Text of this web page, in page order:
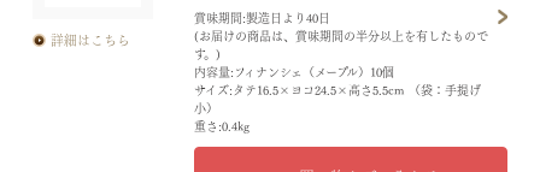
詳細はこちら
賞味期間:製造日より40日
(お届けの商品は、賞味期間の半分以上を有したもので
す。)
内容量:フィナンシェ（メープル）10個
サイズ:タテ16.5×ヨコ24.5×高さ5.5cm （袋：手提げ
小）
重さ:0.4kg